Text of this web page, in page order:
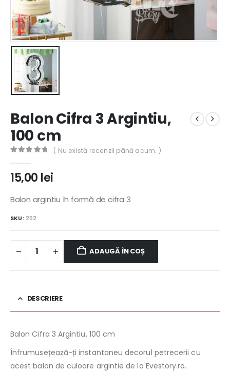
Balon Cifra 3 Argintiu,
100 cm
( Nu există recenzii până acum. )
15,00 lei
Balon argintiu în formă de cifra 3
SKU: 252
ADAUGĂ ÎN COȘ
DESCRIERE
Balon Cifra 3 Argintiu, 100 cm
Înfrumusețează-ți instantaneu decorul petrecerii cu
acest balon de culoare argintie de la Evestory.ro.